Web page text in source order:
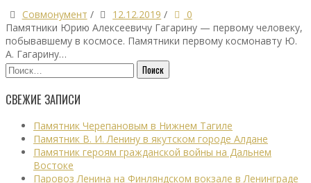
Совмонумент / 12.12.2019 /
0
Памятники Юрию Алексеевичу Гагарину — первому человеку,
побывавшему в космосе. Памятники первому космонавту Ю.
А. Гагарину…
Найти:
СВЕЖИЕ ЗАПИСИ
Памятник Черепановым в Нижнем Тагиле
Памятник В. И. Ленину в якутском городе Алдане
Памятник героям гражданской войны на Дальнем
Востоке
Паровоз Ленина на Финляндском вокзале в Ленинграде